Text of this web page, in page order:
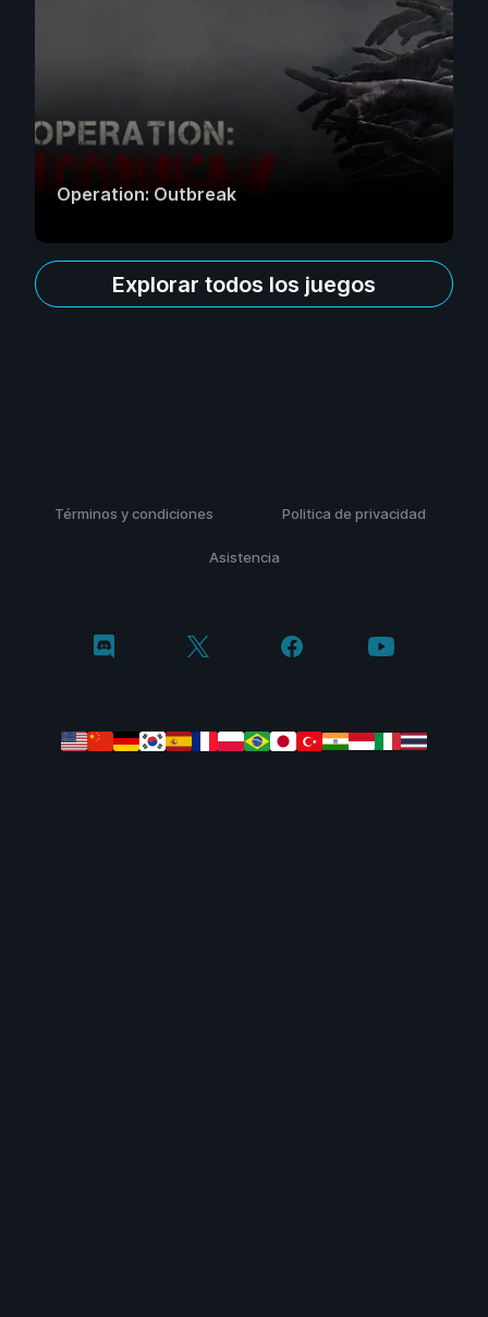
Operation: Outbreak
Explorar todos los juegos
Términos y condiciones Politica de privacidad
Asistencia